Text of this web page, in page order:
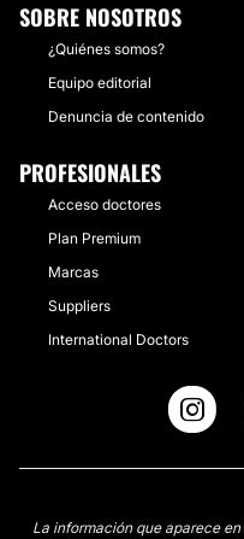
SOBRE NOSOTROS
¿Quiénes somos?
Equipo editorial
Denuncia de contenido
PROFESIONALES
Acceso doctores
Plan Premium
Marcas
Suppliers
International Doctors
La información que aparece